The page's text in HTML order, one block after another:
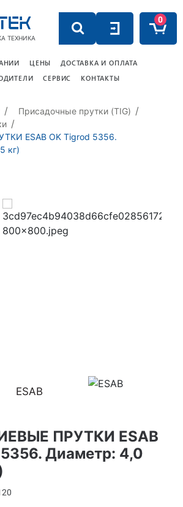
ТЕХНИКА
0
ЦЕНЫ
ДОСТАВКА И ОПЛАТА
СЕРВИС КОНТАКТЫ
Присадочные прутки (TIG)
ESAB OK Tigrod 5356.
кг)
ESAB
ПРУТКИ ESAB
Диаметр: 4,0